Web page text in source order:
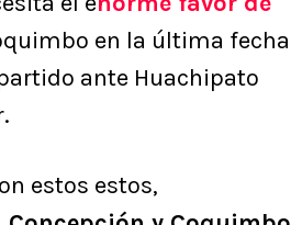
en la última fecha
ante Huachipato
estos estos,